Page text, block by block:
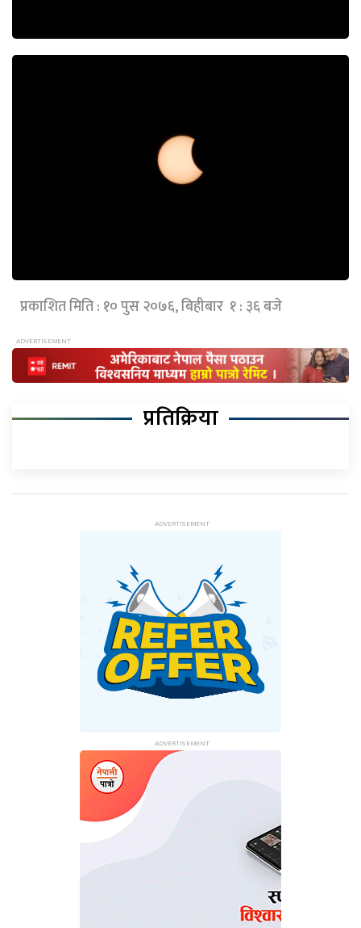
प्रकाशित मिति : १० पुस २०७६, बिहीबार १ : ३६ बजे
प्रतिक्रिया